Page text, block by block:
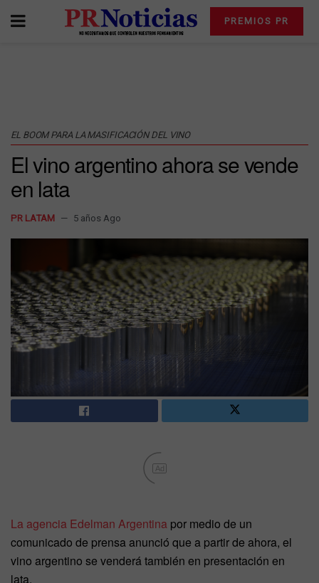
PREMIOS PR
EL BOOM PARA LA MASIFICACIÓN DEL VINO
El vino argentino ahora se vende
en lata
PR LATAM 5 años Ago
Ad
La agencia Edelman Argentina por medio de un
comunicado de prensa anunció que a partir de ahora, el
vino argentino se venderá también en presentación en
lata.